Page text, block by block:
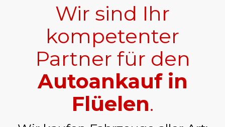
Wir sind Ihr
kompetenter
Partner für den
Autoankauf in
Flüelen.